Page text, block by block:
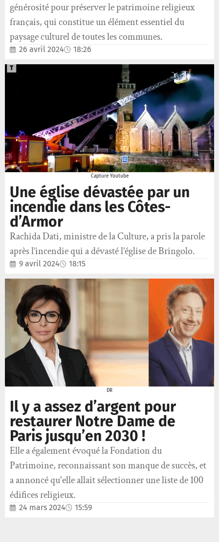
générosité pour préserver le patrimoine religieux
français, qui constitue un élément essentiel du
paysage culturel de toutes les communes.
26 avril 2024 18:26
Capture Youtube
Une église dévastée par un
incendie dans les Côtes-
d’Armor
Rachida Dati, ministre de la Culture, a pris la parole
après l’incendie qui a dévasté l’église de Bringolo.
9 avril 2024 18:15
DR
Il y a assez d’argent pour
restaurer Notre Dame de
Paris jusqu’en 2030 !
Elle a également évoqué la Fondation du
Patrimoine, reconnaissant son manque de succès, et
a annoncé qu'elle allait sélectionner une liste de 100
édifices religieux.
24 mars 2024 15:59